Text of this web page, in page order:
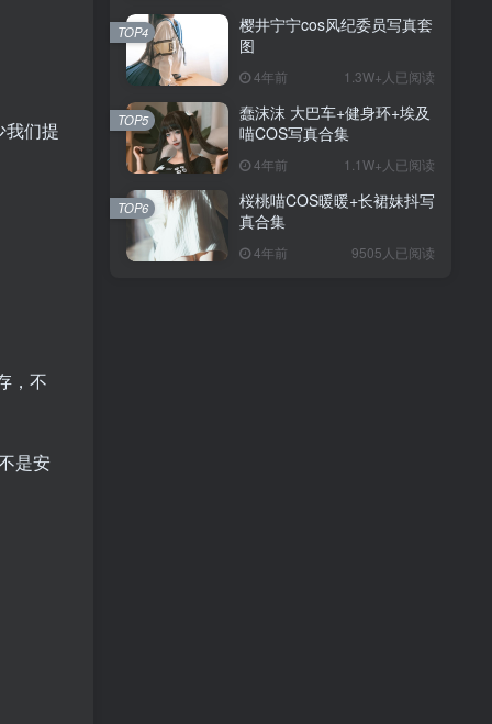
我们提
，不
是安
樱井宁宁cos风纪委员写真套
图
4年前 1.3W+人已阅读
TOP4
蠢沫沫 大巴车+健身环+埃及
喵COS写真合集
4年前 1.1W+人已阅读
TOP5
桜桃喵COS暖暖+长裙妹抖写
真合集
4年前 9505人已阅读
TOP6